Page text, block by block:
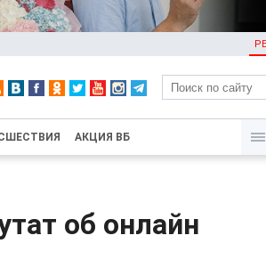
KG
АКЦИЯ ВБ
об онлайн